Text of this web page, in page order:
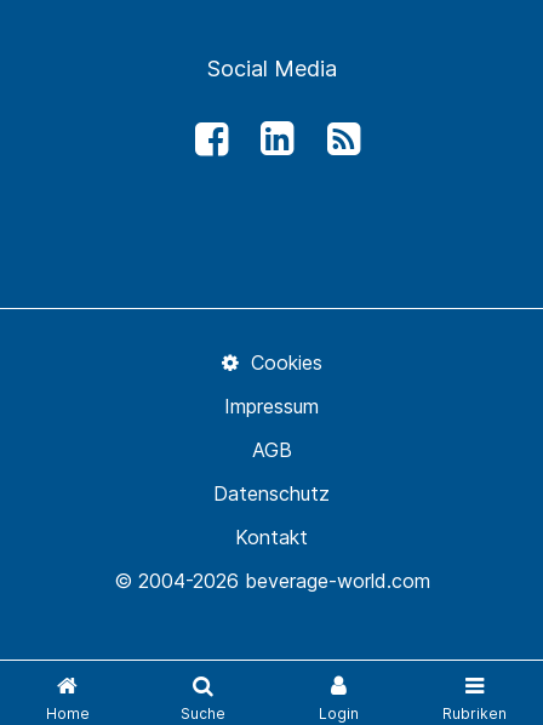
Home Suche Login Rubriken
Social Media
© 2004-2026 beverage-world.com
Kontakt
Datenschutz
AGB
Impressum
Cookies